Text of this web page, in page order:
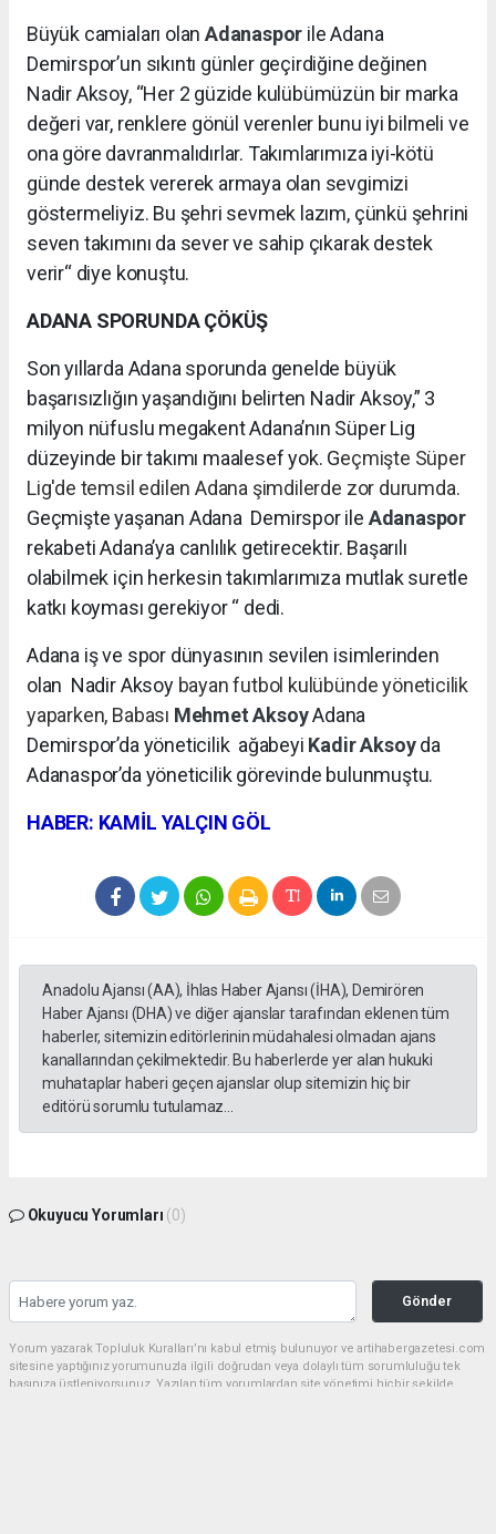
Büyük camiaları olan Adanaspor ile Adana
Demirspor’un sıkıntı günler geçirdiğine değinen
Nadir Aksoy, “Her 2 güzide kulübümüzün bir marka
değeri var, renklere gönül verenler bunu iyi bilmeli ve
ona göre davranmalıdırlar. Takımlarımıza iyi-kötü
günde destek vererek armaya olan sevgimizi
göstermeliyiz. Bu şehri sevmek lazım, çünkü şehrini
seven takımını da sever ve sahip çıkarak destek
verir“ diye konuştu.
ADANA SPORUNDA ÇÖKÜŞ
Son yıllarda Adana sporunda genelde büyük
başarısızlığın yaşandığını belirten Nadir Aksoy,” 3
milyon nüfuslu megakent Adana’nın Süper Lig
düzeyinde bir takımı maalesef yok. Geçmişte Süper
Lig'de temsil edilen Adana şimdilerde zor durumda.
Geçmişte yaşanan Adana Demirspor ile Adanaspor
rekabeti Adana’ya canlılık getirecektir. Başarılı
olabilmek için herkesin takımlarımıza mutlak suretle
katkı koyması gerekiyor “ dedi.
Adana iş ve spor dünyasının sevilen isimlerinden
olan Nadir Aksoy bayan futbol kulübünde yöneticilik
yaparken, Babası Mehmet AksoyAdana
Demirspor’da yöneticilik ağabeyi Kadir Aksoyda
Adanaspor’da yöneticilik görevinde bulunmuştu.
HABER: KAMİL YALÇIN GÖL
Anadolu Ajansı (AA), İhlas Haber Ajansı (İHA), Demirören
Haber Ajansı (DHA) ve diğer ajanslar tarafından eklenen tüm
haberler, sitemizin editörlerinin müdahalesi olmadan ajans
kanallarından çekilmektedir. Bu haberlerde yer alan hukuki
muhataplar haberi geçen ajanslar olup sitemizin hiç bir
editörü sorumlu tutulamaz...
Okuyucu Yorumları (0)
Gönder
Yorum yazarak Topluluk Kuralları’nı kabul etmiş bulunuyor ve artihabergazetesi.com
sitesine yaptığınız yorumunuzla ilgili doğrudan veya dolaylı tüm sorumluluğu tek
başınıza üstleniyorsunuz. Yazılan tüm yorumlardan site yönetimi hiçbir şekilde